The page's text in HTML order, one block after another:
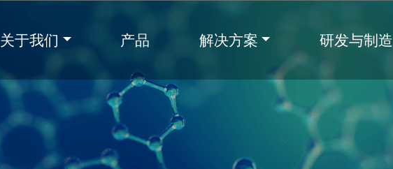
关于我们 产品 解决方案 研发与制造